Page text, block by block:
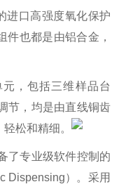
进口高强度氧化保护
件也都是由铝合金，
，包括三维样品台
节，均是由直线铜齿
松和精细。
了专业级软件控制的
Dispensing）。采用